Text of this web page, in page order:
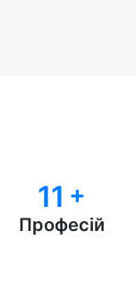
11 +
Професій